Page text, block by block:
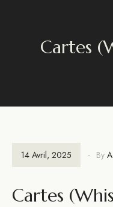
Cartes
14 Avril, 2025 By
Cartes